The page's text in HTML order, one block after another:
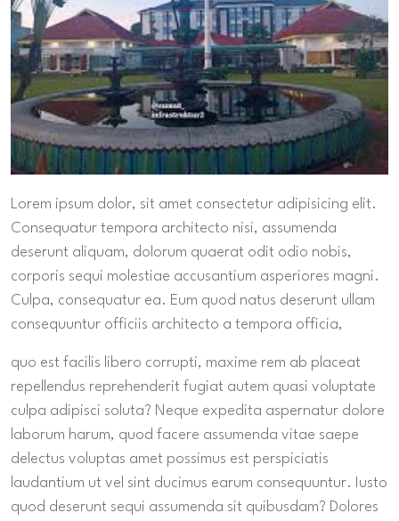
Lorem ipsum dolor, sit amet consectetur adipisicing elit.
Consequatur tempora architecto nisi, assumenda
deserunt aliquam, dolorum quaerat odit odio nobis,
corporis sequi molestiae accusantium asperiores magni.
Culpa, consequatur ea. Eum quod natus deserunt ullam
consequuntur officiis architecto a tempora officia,
quo est facilis libero corrupti, maxime rem ab placeat
repellendus reprehenderit fugiat autem quasi voluptate
culpa adipisci soluta? Neque expedita aspernatur dolore
laborum harum, quod facere assumenda vitae saepe
delectus voluptas amet possimus est perspiciatis
laudantium ut vel sint ducimus earum consequuntur. Iusto
quod deserunt sequi assumenda sit quibusdam? Dolores